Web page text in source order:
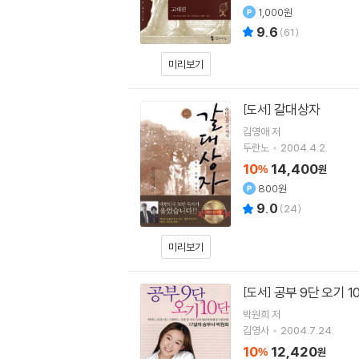
미리보기
1,000원
9.6 (61)
미리보기
[도서] 갈대상자
김영애 저
두란노
2004.4.2.
10% 14,400원
800원
9.0 (24)
[도서] 공부 9단 오기
박원희 저
김영사
2004.7.24.
10% 12,420원